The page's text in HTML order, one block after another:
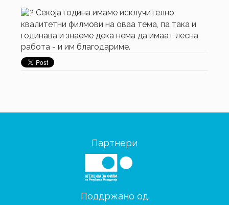
Секоја година имаме исклучително
квалитетни филмови на оваа тема, па така и
годинава и знаеме дека нема да имаат лесна
работа - и им благодариме.
Партнери
Поддржано од